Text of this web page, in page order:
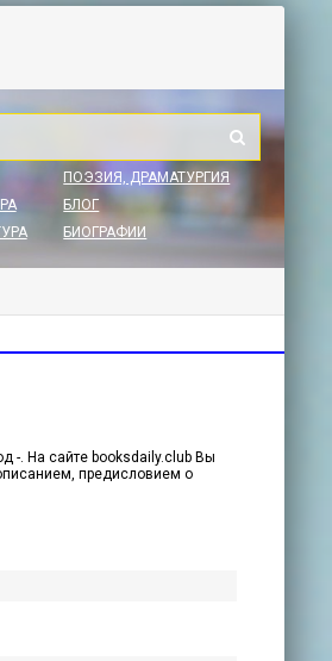
ПОЭЗИЯ, ДРАМАТУРГИЯ
БЛОГ
БИОГРАФИИ
-. На сайте booksdaily.club Вы
предисловием о